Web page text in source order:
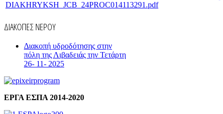
DIAKHRYKSH_JCB_24PROC014113291.pdf
ΔΙΑΚΟΠΕΣ ΝΕΡΟΥ
Διακοπή υδροδότησης στην
πόλη της Λιβαδειάς την Τετάρτη
26- 11- 2025
ΕΡΓΑ ΕΣΠΑ 2014-2020